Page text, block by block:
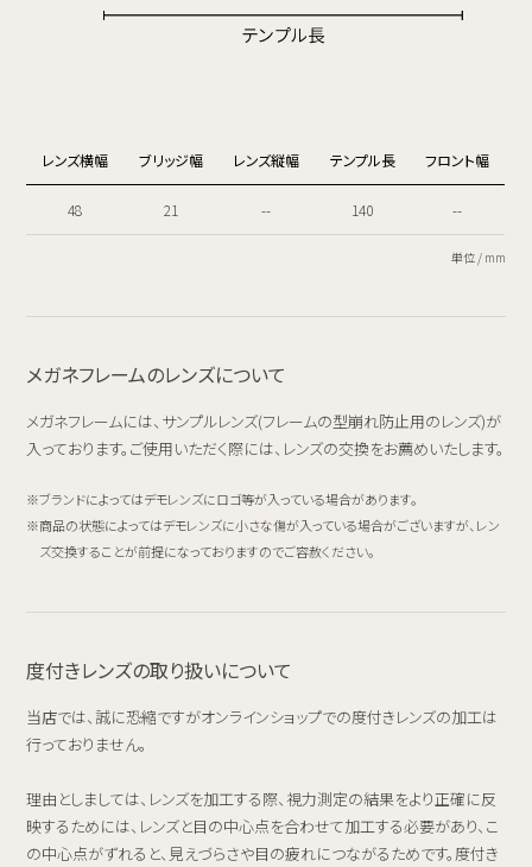
レンズ横幅 ブリッジ幅 レンズ縦幅 テンプル長 フロント幅
48 21 -- 140 --
単位 / mm
メガネフレームのレンズについて
メガネフレームには、サンプルレンズ(フレームの型崩れ防止用のレンズ)が
入っております。ご使用いただく際には、レンズの交換をお薦めいたします。
ブランドによってはデモレンズにロゴ等が入っている場合があります。
商品の状態によってはデモレンズに小さな傷が入っている場合がございますが、レン
ズ交換することが前提になっておりますのでご容赦ください。
度付きレンズの取り扱いについて
当店では、誠に恐縮ですがオンラインショップでの度付きレンズの加工は
行っておりません。
理由としましては、レンズを加工する際、視力測定の結果をより正確に反
映するためには、レンズと目の中心点を合わせて加工する必要があり、こ
の中心点がずれると、見えづらさや目の疲れにつながるためです。度付き